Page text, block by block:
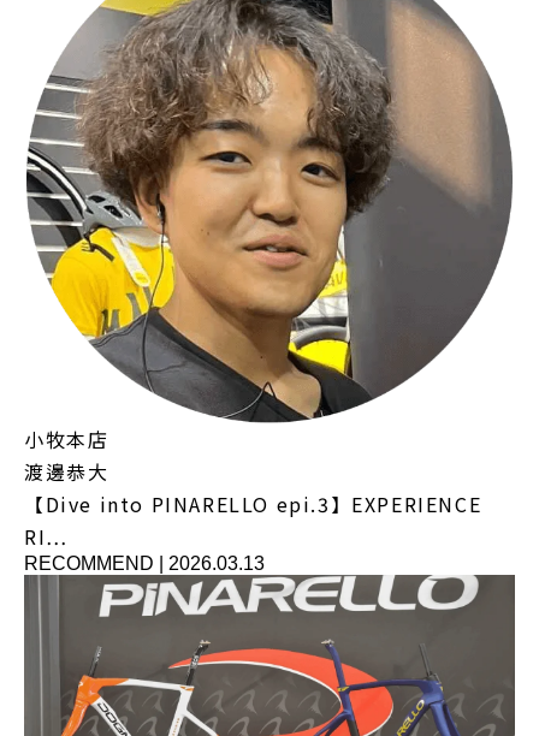
小牧本店
渡邊恭大
【Dive into PINARELLO epi.3】EXPERIENCE
RI…
RECOMMEND 2026.03.13